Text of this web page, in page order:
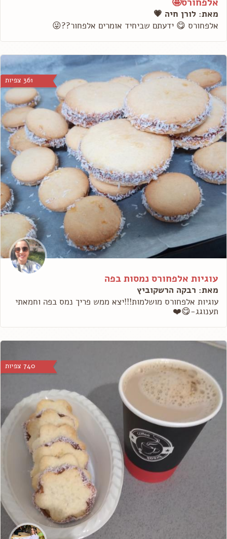
מאת: לורן חיה 💗
אלפחורס 😋 ידעתם שביחיד אומרים אלפחור??😜
361 צפיות
עוגיות אלפחורס נמסות בפה
מאת: רבקה הרשקוביץ
עוגיות אלפחורס מושלמות!!!יצא ממש פריך נמס בפה וחמאתי
תענוגג-😋❤️
740 צפיות